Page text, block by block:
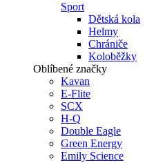
Sport
Dětská kola
Helmy
Chrániče
Koloběžky
Oblíbené značky
Kavan
E-Flite
SCX
H-Q
Double Eagle
Green Energy
Emily Science